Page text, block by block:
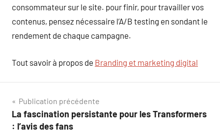
consommateur sur le site. pour finir, pour travailler vos
contenus, pensez nécessaire l’A/B testing en sondant le
rendement de chaque campagne.
Tout savoir à propos de Branding et marketing digital
Navigation
de
Publication précédente
La fascination persistante pour les Transformers
: l’avis des fans